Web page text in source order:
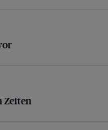
Zeiten